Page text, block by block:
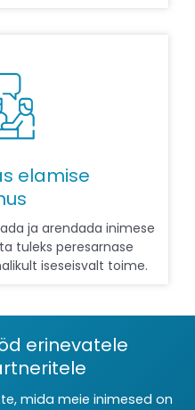
elamise
ja arendada inimese
tuleks peresarnase
iseseisvalt toime.
erinevatele
mida meie inimesed on